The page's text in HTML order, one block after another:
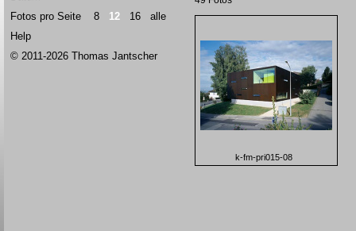
Fotos pro Seite 8 12 16
alle
Help
© 2011-2026 Thomas Jantscher
k-fm-pri015-08